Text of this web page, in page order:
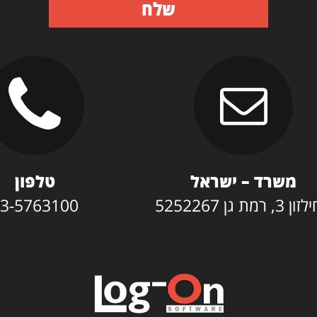
שלח
משרד – ישראל
גן 5252267
טלפון
5763100